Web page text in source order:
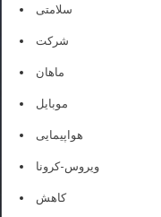
سلامتی
شرکت
ماهان
موبایل
هواپیمایی
ویروس-کرونا
کاهش